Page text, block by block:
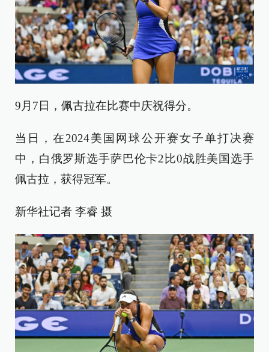
9月7日，佩古拉在比赛中庆祝得分。
当日，在2024美国网球公开赛女子单打决赛
中，白俄罗斯选手萨巴伦卡2比0战胜美国选手
佩古拉，获得冠军。
新华社记者 李睿 摄